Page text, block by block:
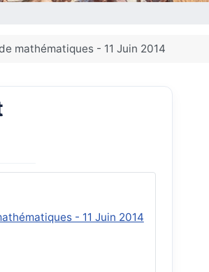
mathématiques - 11 Juin 2014
- 11 Juin 2014